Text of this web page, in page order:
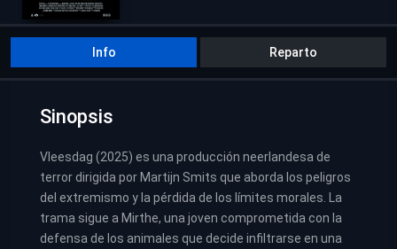
Info Reparto
Sinopsis
Vleesdag (2025) es una producción neerlandesa de
terror dirigida por Martijn Smits que aborda los peligros
del extremismo y la pérdida de los límites morales. La
trama sigue a Mirthe, una joven comprometida con la
defensa de los animales que decide infiltrarse en una